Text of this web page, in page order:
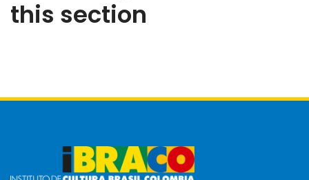
this section